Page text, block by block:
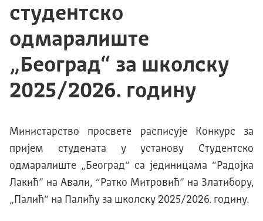
студентско
одмаралиште
„Београд“ за школску
2025/2026. годину
Mинистарство просвете расписује Конкурс за
пријем студената у установу Студентско
одмаралиште „Београд“ са јединицама “Радојка
Лакић” на Авали, “Ратко Митровић” на Златибору,
„Палић“ на Палићу за школску 2025/2026. годину.